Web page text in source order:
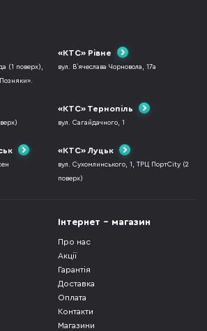
(1 поверх),
«КТС» Рівне
вул. В`ячеслава Чорновола, 17а
«КТС» Тернопіль
вул. Сагайдачного, 1
«КТС» Луцьк
вул. Сухомлинського, 1, ТРЦ ПортCity (2
поверх)
Інтернет - магазин
Про нас
Акції
Гарантія
Доставка
Оплата
Контакти
Магазини